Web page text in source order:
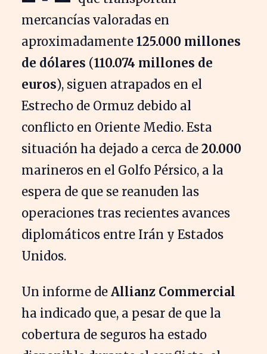
mercancías valoradas en
aproximadamente 125.000 millones
de dólares (110.074 millones de
euros), siguen atrapados en el
Estrecho de Ormuz debido al
conflicto en Oriente Medio. Esta
situación ha dejado a cerca de 20.000
marineros en el Golfo Pérsico, a la
espera de que se reanuden las
operaciones tras recientes avances
diplomáticos entre Irán y Estados
Unidos.
Un informe de Allianz Commercial
ha indicado que, a pesar de que la
cobertura de seguros ha estado